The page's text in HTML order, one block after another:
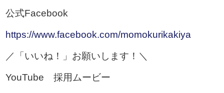
公式Facebook
https://www.facebook.com/momokurikakiya
／「いいね！」お願いします！＼
YouTube 採用ムービー